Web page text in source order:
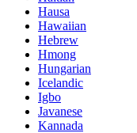
Hausa
Hawaiian
Hebrew
Hmong
Hungarian
Icelandic
Igbo
Javanese
Kannada